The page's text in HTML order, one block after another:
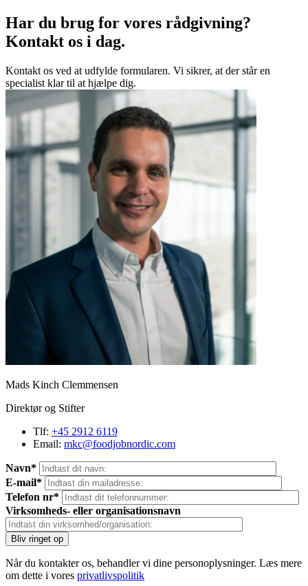
Har du brug for vores rådgivning?
Kontakt os i dag.
Kontakt os ved at udfylde formularen. Vi sikrer, at der står en
specialist klar til at hjælpe dig.
Mads Kinch Clemmensen
Direktør og Stifter
Tlf: +45 2912 6119
Email: mkc@foodjobnordic.com
Navn*
E-mail*
Telefon nr*
Virksomheds- eller organisationsnavn
Når du kontakter os, behandler vi dine personoplysninger. Læs mere
om dette i vores privatlivspolitik